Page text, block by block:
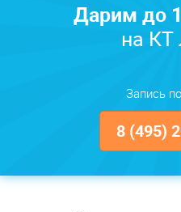
Дарим до
на КТ
Запись
8 (495)